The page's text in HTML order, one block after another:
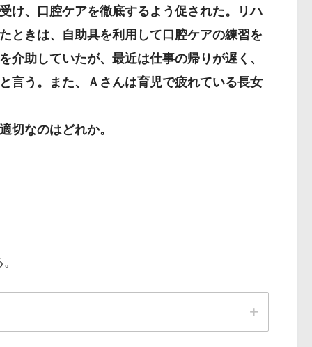
け、口腔ケアを徹底するよう促された。リハ
ときは、自助具を利用して口腔ケアの練習を
介助していたが、最近は仕事の帰りが遅く、
言う。また、Ａさんは育児で疲れている長女
なのはどれか。